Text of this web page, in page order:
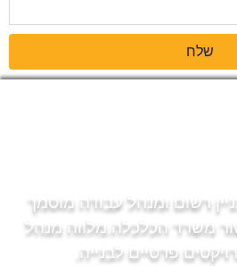
שלח
רשום ומנהל עבודה מוסמך
משרד הכלכלה.מלווה מנהל
פרטיים לבנייה.